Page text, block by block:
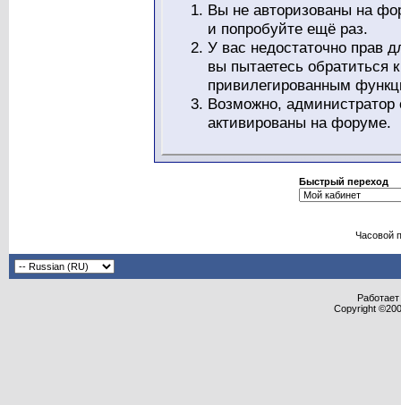
Вы не авторизованы на
и попробуйте ещё раз.
У вас недостаточно прав
вы пытаетесь обратиться
привилегированным
Возможно,
активированы на форуме.
Быстрый переход
Часовой
Copyright